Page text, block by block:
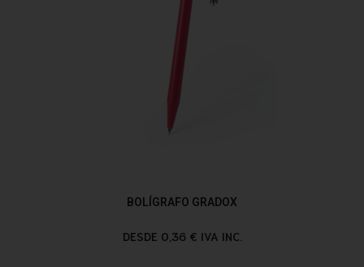
BOLÍGRAFO GRADOX
DESDE 0,36 € IVA INC.